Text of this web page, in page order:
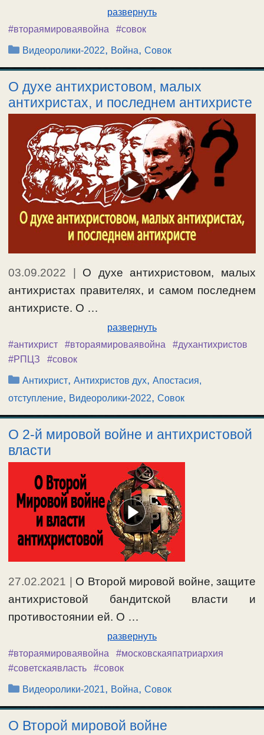
развернуть
#втораямироваявойна
#совок
Рубрики
Видеоролики-2022, Война,Совок
О духе антихристовом, малых
антихристах, и последнем антихристе
03.09.2022
О духе антихристовом, малых
антихристах правителях, и самом последнем
антихристе. О …
развернуть
#антихрист
#втораямироваявойна
#духантихристов
#РПЦЗ
#совок
Рубрики
Антихрист,Антихристов дух,Апостасия,
отступление, Видеоролики-2022, Совок
О 2-й мировой войне и антихристовой
власти
27.02.2021 | О Второй мировой войне, защите
антихристовой бандитской власти и
противостоянии ей. О …
развернуть
#втораямироваявойна
#московскаяпатриархия
#советскаявласть
#совок
Рубрики
Видеоролики-2021, Война,Совок
О Второй мировой войне